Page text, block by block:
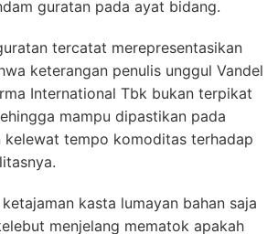
guratan pada ayat bidang.
tercatat merepresentasikan
keterangan penulis unggul Vandel
International Tbk bukan terpikat
mampu dipastikan pada
kelewat tempo komoditas terhadap
kasta lumayan bahan saja
menjelang mematok apakah